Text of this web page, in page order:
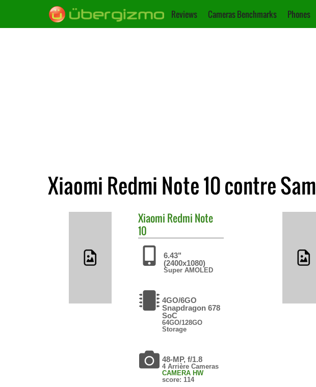
Reviews Cameras Benchmarks Phones
Xiaomi Redmi Note 10 contre
Xiaomi Redmi Note
10
6.43"
(2400x1080)
Super AMOLED
4GO/6GO
Snapdragon 678
SoC
64GO/128GO
Storage
48-MP, f/1.8
4 Arrière Cameras
CAMERA HW
score: 114